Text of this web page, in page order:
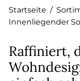
Startseite /
Innenliegender
Raffiniert,